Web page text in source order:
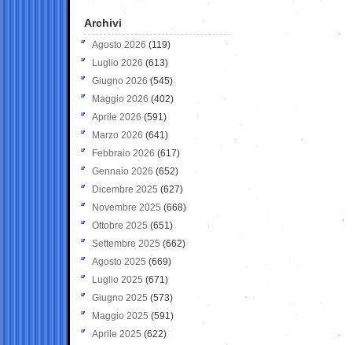
Archivi
Agosto 2026 (119)
Luglio 2026 (613)
Giugno 2026 (545)
Maggio 2026 (402)
Aprile 2026 (591)
Marzo 2026 (641)
Febbraio 2026 (617)
Gennaio 2026 (652)
Dicembre 2025 (627)
Novembre 2025 (668)
Ottobre 2025 (651)
Settembre 2025 (662)
Agosto 2025 (669)
Luglio 2025 (671)
Giugno 2025 (573)
Maggio 2025 (591)
Aprile 2025 (622)